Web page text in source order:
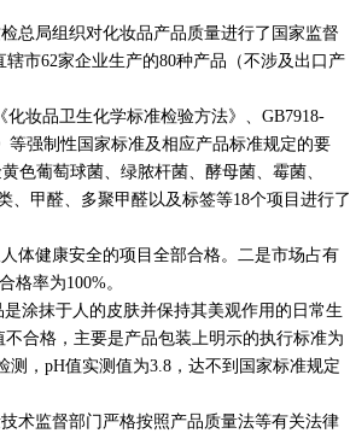
总局组织对化妆品产品质量进行了国家监督
市62家企业生产的80种产品（不涉及出口产
妆品卫生化学标准检验方法》、GB7918-
等强制性国家标准及相应产品标准规定的要
色葡萄球菌、绿脓杆菌、酵母菌、霉菌、
、甲醛、多聚甲醛以及标签等18个项目进行了
体健康安全的项目全部合格。二是市场占有
格率为100%。
涂抹于人的皮肤并保持其美观作用的日常生
合格，主要是产品包装上明示的执行标准为
测，pH值实测值为3.8，达不到国家标准规定
术监督部门严格按照产品质量法等有关法律